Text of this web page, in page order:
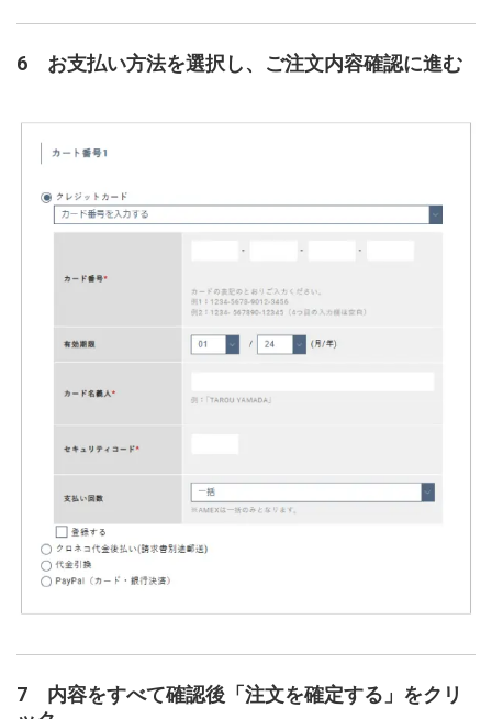
6 お支払い方法を選択し、ご注文内容確認に進む
7 内容をすべて確認後「注文を確定する」をクリ